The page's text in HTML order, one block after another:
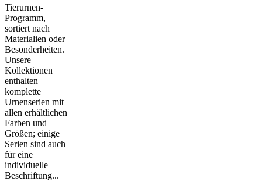
Tierurnen-
Programm,
sortiert nach
Materialien oder
Besonderheiten.
Unsere
Kollektionen
enthalten
komplette
Urnenserien mit
allen erhältlichen
Farben und
Größen; einige
Serien sind auch
für eine
individuelle
Beschriftung...